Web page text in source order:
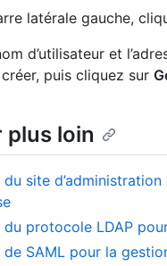
latérale gauche,
d’utilisateur et
puis cliquez sur
plus loin
site
protocole LDAP
SAML pour la